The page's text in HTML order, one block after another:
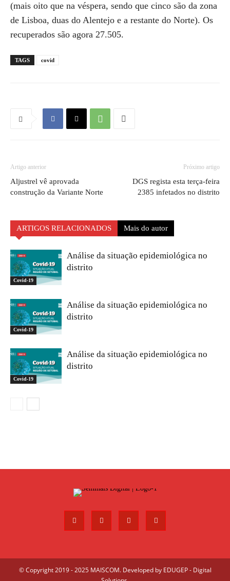
(mais oito que na véspera, sendo que cinco são da zona
de Lisboa, duas do Alentejo e a restante do Norte). Os
recuperados são agora 27.505.
TAGS covid
Artigo anterior
Aljustrel vê aprovada
construção da Variante Norte
Próximo artigo
DGS regista esta terça-feira
2385 infetados no distrito
ARTIGOS RELACIONADOS Mais do autor
Covid-19
Análise da situação epidemiológica no
distrito
Covid-19
Análise da situação epidemiológica no
distrito
Covid-19
Análise da situação epidemiológica no
distrito
© Copyright 2019 - 2025 MAISCOM. Developed by EDUGEP - Digital